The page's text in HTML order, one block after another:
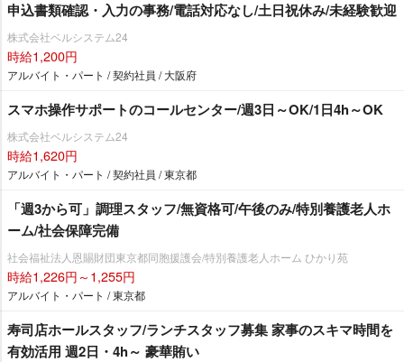
申込書類確認・入力の事務/電話対応なし/土日祝休み/未経験歓迎
株式会社ベルシステム24
時給1,200円
アルバイト・パート / 契約社員 / 大阪府
スマホ操作サポートのコールセンター/週3日～OK/1日4h～OK
株式会社ベルシステム24
時給1,620円
アルバイト・パート / 契約社員 / 東京都
「週3から可」調理スタッフ/無資格可/午後のみ/特別養護老人ホ
ーム/社会保障完備
社会福祉法人恩賜財団東京都同胞援護会/特別養護老人ホーム ひかり苑
時給1,226円～1,255円
アルバイト・パート / 東京都
寿司店ホールスタッフ/ランチスタッフ募集 家事のスキマ時間を
有効活用 週2日・4h～ 豪華賄い